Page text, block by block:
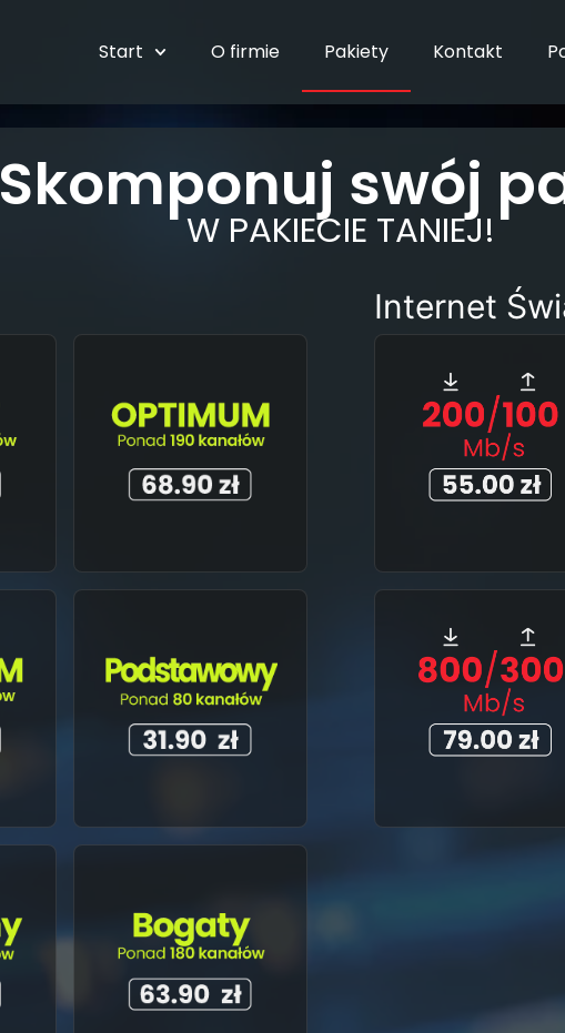
Start O firmie Pakiety Kontakt
Skomponuj swój
W PAKIECIE TANIEJ!
Internet